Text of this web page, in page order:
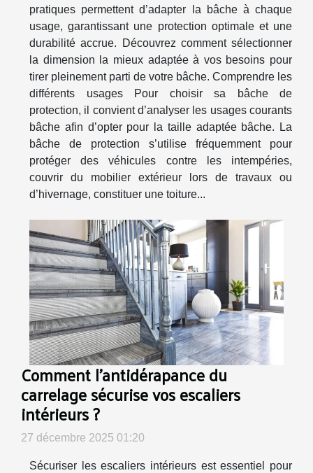
pratiques permettent d’adapter la bâche à chaque
usage, garantissant une protection optimale et une
durabilité accrue. Découvrez comment sélectionner
la dimension la mieux adaptée à vos besoins pour
tirer pleinement parti de votre bâche. Comprendre les
différents usages Pour choisir sa bâche de
protection, il convient d’analyser les usages courants
bâche afin d’opter pour la taille adaptée bâche. La
bâche de protection s’utilise fréquemment pour
protéger des véhicules contre les intempéries,
couvrir du mobilier extérieur lors de travaux ou
d’hivernage, constituer une toiture...
Comment l'antidérapance du
carrelage sécurise vos escaliers
intérieurs ?
27 décembre 2025 01:20
Sécuriser les escaliers intérieurs est essentiel pour